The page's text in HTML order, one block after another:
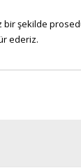
bir şekilde
ederiz.